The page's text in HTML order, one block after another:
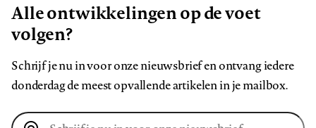
Alle ontwikkelingen op de voet
volgen?
Schrijf je nu in voor onze nieuwsbrief en ontvang iedere
donderdag de meest opvallende artikelen in je mailbox.